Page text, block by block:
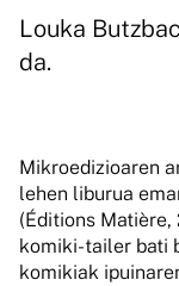
Louka
da.
Mikroedizioaren
lehen liburua
(Éditions
komiki-tailer bati
komikiak